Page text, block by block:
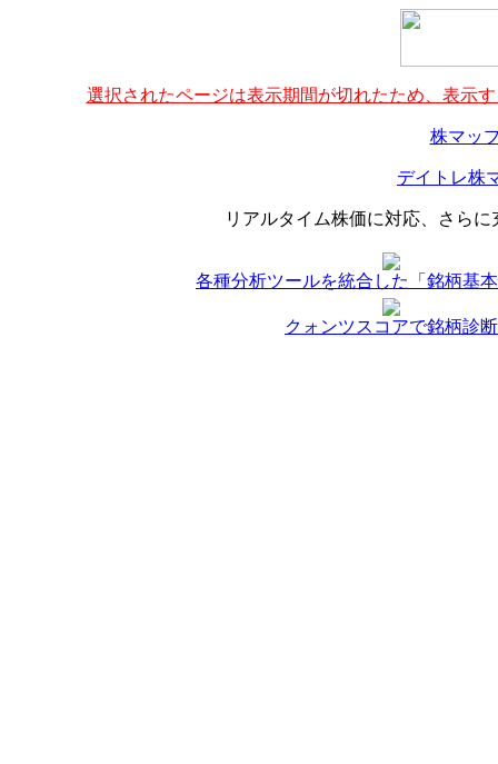
選択されたページは表示期間が切れたため、表示
株マッ
デイトレ株
リアルタイム株価に対応、さら
各種分析ツールを統合した「銘柄基
クォンツスコアで銘柄診断